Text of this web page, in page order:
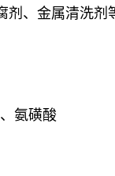
、金属清洗剂
氨磺酸